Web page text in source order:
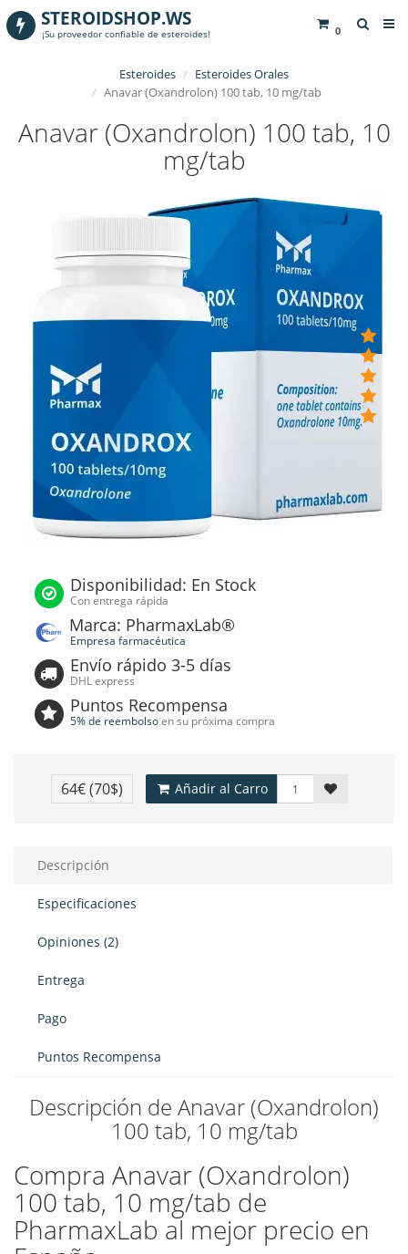
0
STEROIDSHOP.WS
¡Su proveedor confiable de esteroides!
Esteroides
Esteroides Orales
Anavar (Oxandrolon) 100 tab, 10 mg/tab
Anavar (Oxandrolon) 100 tab, 10
mg/tab
Disponibilidad: En Stock
Con entrega rápida
Marca: PharmaxLab®
Empresa farmacéutica
Envío rápido 3-5 días
DHL express
Puntos Recompensa
5% de reembolsoen su próxima compra
64€(70$) Añadir al Carro
Descripción
Especificaciones
Opiniones (2)
Entrega
Pago
Puntos Recompensa
Descripción de Anavar (Oxandrolon)
100 tab, 10 mg/tab
Compra Anavar (Oxandrolon)
100 tab, 10 mg/tab de
PharmaxLab al mejor precio en